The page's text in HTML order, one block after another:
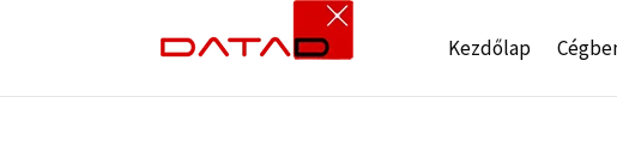
Kezdőlap